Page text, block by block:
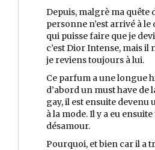
Depuis, malgrè ma quête
personne n’est arrivé à le
qui puisse faire que je
c’est Dior Intense, mais il
je reviens toujours à lui.
Ce parfum a une longue
d’abord un must have de
gay, il est ensuite devenu
à la mode. Il y a eu
désamour.
Pourquoi, et bien car il a